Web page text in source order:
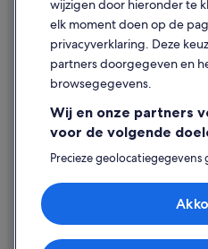
Hotels in Mijas Pueblo
Hotels met 5 sterren in
Hotels in Benalmádena Pueblo
Macdonald Hotels in Mijas
Hotels in Torremolinos
Aparthotels in Torremolinos
Aparthotels in Mijas
Diamond Resorts in Benalmádena
Hostels in Benalmádena
Hulp
Ondersteuning
Je boeking wijzigen of annuleren
Restitutieproces en tijdsbestek
Boek een vlucht met airlinetegoed
Expedia, Inc. is niet
wijzigen door hieronder te
elk moment doen op de
privacyverklaring. Deze
partners doorgegeven en
browsegegevens.
Wij en onze partners
voor de volgende
Precieze geolocatiegegevens
Informatie op een apparaat
Gepersonaliseerde
en contentmetingen,